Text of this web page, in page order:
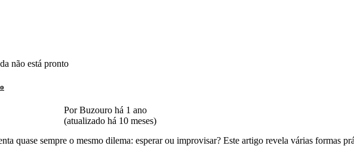
Por Buzouro há 1 ano
(atualizado há 10 meses)
quase sempre o mesmo dilema: esperar ou improvisar? Este artigo revela várias formas